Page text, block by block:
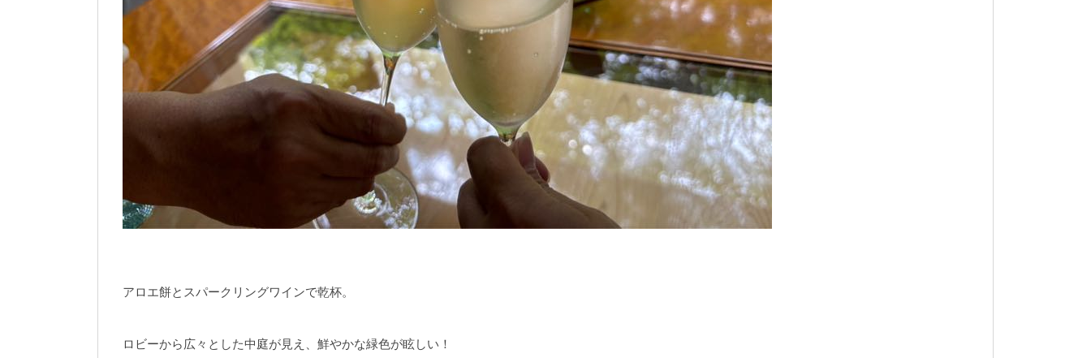
アロエ餅とスパークリングワインで乾杯。
ロビーから広々とした中庭が見え、鮮やかな緑色が眩しい！